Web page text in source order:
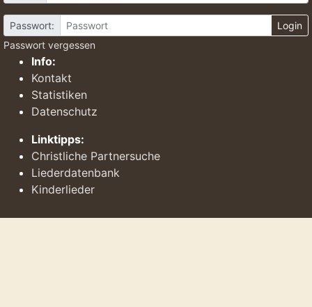
Passwort:
Login
Passwort vergessen
Info:
Kontakt
Statistiken
Datenschutz
Linktipps:
Christliche Partnersuche
Liederdatenbank
Kinderlieder